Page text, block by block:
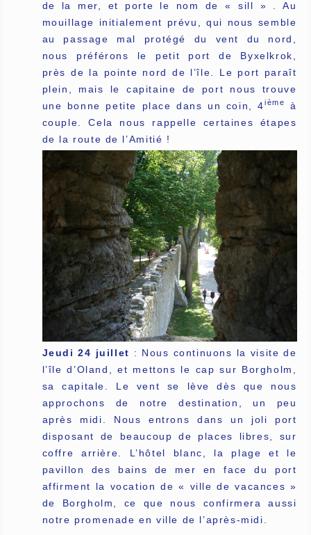
de la mer, et porte le nom de « sill » . Au
mouillage initialement prévu, qui nous semble
au passage mal protégé du vent du nord,
nous préférons le petit port de Byxelkrok,
près de la pointe nord de l’île. Le port paraît
plein, mais le capitaine de port nous trouve
une bonne petite place dans un coin, 4ième
à
couple. Cela nous rappelle certaines étapes
de la route de l’Amitié !
Jeudi 24 juillet : Nous continuons la visite de
l’île d’Oland, et mettons le cap sur Borgholm,
sa capitale. Le vent se lève dès que nous
approchons de notre destination, un peu
après midi. Nous entrons dans un joli port
disposant de beaucoup de places libres, sur
coffre arrière. L’hôtel blanc, la plage et le
pavillon des bains de mer en face du port
affirment la vocation de « ville de vacances »
de Borgholm, ce que nous confirmera aussi
notre promenade en ville de l’après-midi.